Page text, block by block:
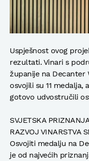
Uspješnost ovog
rezultati. Vinari s
županije na Decanter
osvojili su 11
gotovo udvostručili
SVJETSKA
RAZVOJ VINARSTVA
Osvojiti medalju na
je od najvećih